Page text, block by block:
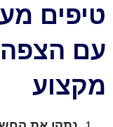
טיפים
עם הצפה
מקצוע